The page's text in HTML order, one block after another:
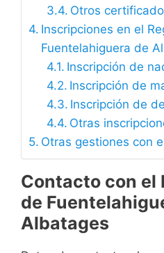
Otros
Inscripciones en el
Fuentelahiguera de
Inscripción de
Inscripción de
Inscripción de
Otras
Otras gestiones con
Contacto con el
de
Albatages